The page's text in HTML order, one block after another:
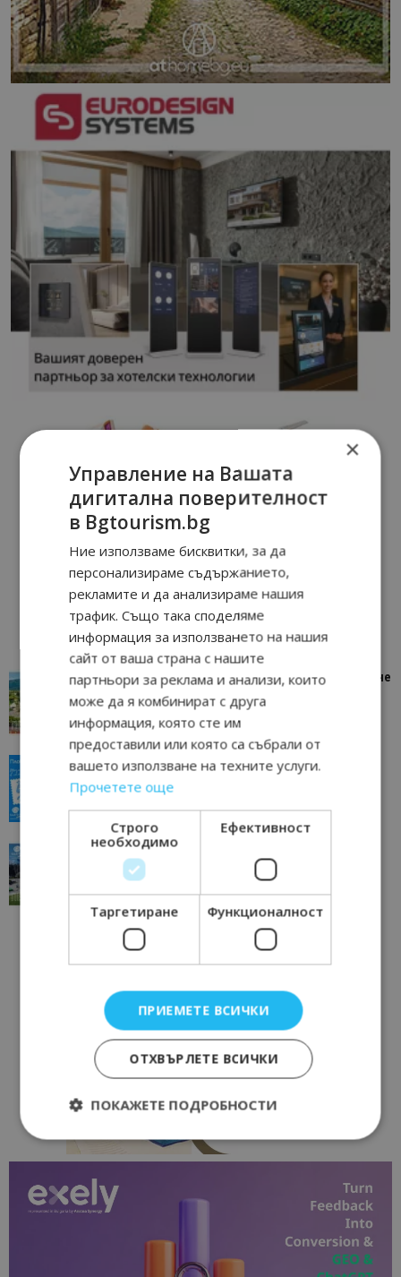
“Пощенска картичка от…”: Петрич – Изживяване
отвъд очакваното
11/07/2026 11:22
“Пощенска картичка от…”: Пловдив, градът на
“Пощенска картичка от…”: Перник – град на
традициите, културата и вдъхновяващите...
×
Управление на Вашата
дигитална поверителност
в Bgtourism.bg
Ние използваме бисквитки, за да
персонализираме съдържанието,
рекламите и да анализираме нашия
трафик. Също така споделяме
информация за използването на нашия
сайт от ваша страна с нашите
партньори за реклама и анализи, които
може да я комбинират с друга
информация, която сте им
предоставили или която са събрали от
вашето използване на техните услуги.
Прочетете още
Строго
необходимо
Ефективност
Таргетиране Функционалност
ПРИЕМЕТЕ ВСИЧКИ
ОТХВЪРЛЕТЕ ВСИЧКИ
ПОКАЖЕТЕ ПОДРОБНОСТИ
Таргетиране
Функционалност
Строго необходимите бисквитки позволяват
основната функционалност на уебсайта, като
потребителско влизане и управление на